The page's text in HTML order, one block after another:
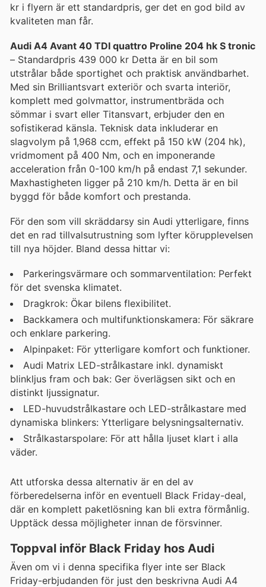
kr i flyern är ett standardpris, ger det en god bild av
kvaliteten man får.
Audi A4 Avant 40 TDI quattro Proline 204 hk S tronic
– Standardpris 439 000 kr Detta är en bil som
utstrålar både sportighet och praktisk användbarhet.
Med sin Brilliantsvart exteriör och svarta interiör,
komplett med golvmattor, instrumentbräda och
sömmar i svart eller Titansvart, erbjuder den en
sofistikerad känsla. Teknisk data inkluderar en
slagvolym på 1,968 ccm, effekt på 150 kW (204 hk),
vridmoment på 400 Nm, och en imponerande
acceleration från 0-100 km/h på endast 7,1 sekunder.
Maxhastigheten ligger på 210 km/h. Detta är en bil
byggd för både komfort och prestanda.
För den som vill skräddarsy sin Audi ytterligare, finns
det en rad tillvalsutrustning som lyfter körupplevelsen
till nya höjder. Bland dessa hittar vi:
Parkeringsvärmare och sommarventilation: Perfekt
för det svenska klimatet.
Dragkrok: Ökar bilens flexibilitet.
Backkamera och multifunktionskamera: För säkrare
och enklare parkering.
Alpinpaket: För ytterligare komfort och funktioner.
Audi Matrix LED-strålkastare inkl. dynamiskt
blinkljus fram och bak: Ger överlägsen sikt och en
distinkt ljussignatur.
LED-huvudstrålkastare och LED-strålkastare med
dynamiska blinkers: Ytterligare belysningsalternativ.
Strålkastarspolare: För att hålla ljuset klart i alla
väder.
Att utforska dessa alternativ är en del av
förberedelserna inför en eventuell Black Friday-deal,
där en komplett paketlösning kan bli extra förmånlig.
Upptäck dessa möjligheter innan de försvinner.
Toppval inför Black Friday hos Audi
Även om vi i denna specifika flyer inte ser Black
Friday-erbjudanden för just den beskrivna Audi A4